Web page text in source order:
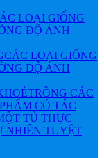
LOẠI GIỐNG
ĐỘ ÁNH
CÁC LOẠI GIỐNG
ĐỘ ÁNH
TRỒNG CÁC
CÓ TÁC
TỦ THỰC
NHIÊN TUYỆT